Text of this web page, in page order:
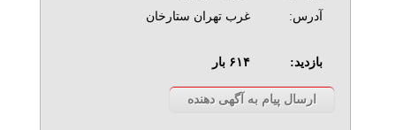
آدرس:
غرب تهران ستارخان
بازدید: ۶۱۴ بار